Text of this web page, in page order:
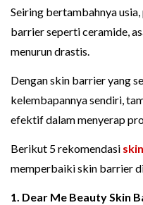
Seiring bertambahnya
barrier seperti ceramide,
menurun drastis.
Dengan skin barrier yang
kelembapannya sendiri,
efektif dalam menyerap
Berikut 5 rekomendasi
memperbaiki skin barrier
1. Dear Me Beauty Skin